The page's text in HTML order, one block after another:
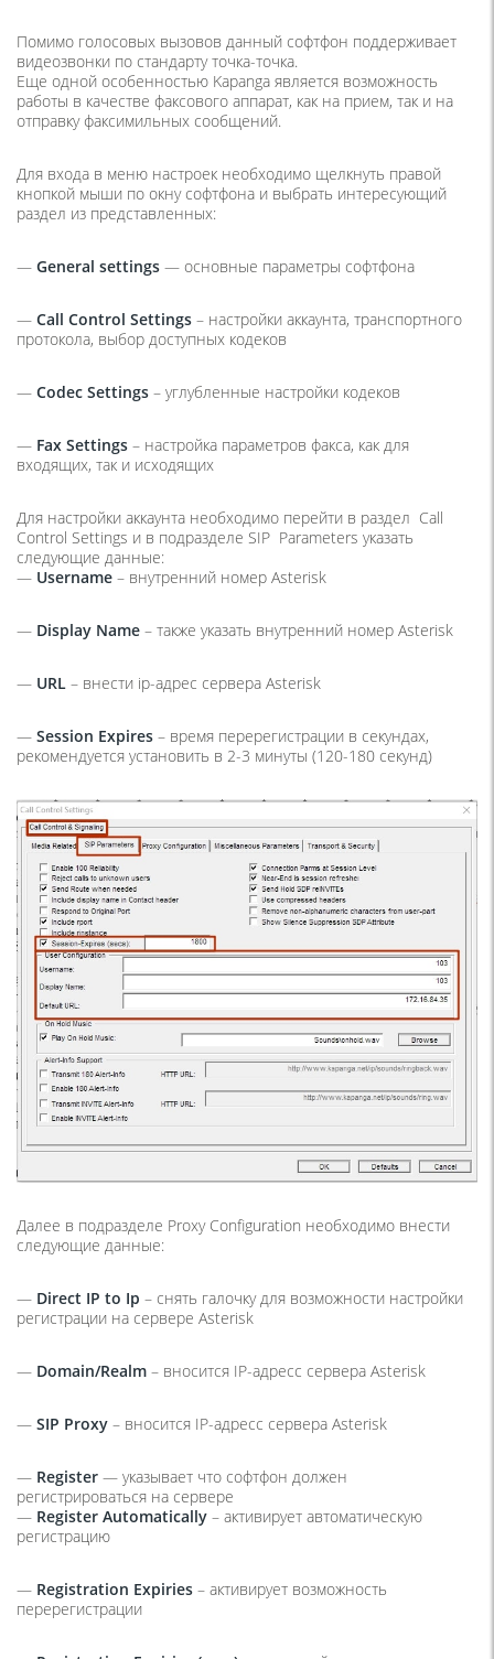
Помимо голосовых вызовов данный софтфон поддерживает
видеозвонки по стандарту точка-точка.
Еще одной особенностью Kapanga является возможность
работы в качестве факсового аппарат, как на прием, так и на
отправку факсимильных сообщений.
Для входа в меню настроек необходимо щелкнуть правой
кнопкой мыши по окну софтфона и выбрать интересующий
раздел из представленных:
— General settings — основные параметры софтфона
— Call Control Settings – настройки аккаунта, транспортного
протокола, выбор доступных кодеков
— Codec Settings – углубленные настройки кодеков
— Fax Settings – настройка параметров факса, как для
входящих, так и исходящих
Для настройки аккаунта необходимо перейти в раздел Call
Control Settings и в подразделе SIP Parameters указать
следующие данные:
— Username – внутренний номер Asterisk
— Display Name – также указать внутренний номер Asterisk
— URL – внести ip-адрес сервера Asterisk
— Session Expires – время перерегистрации в секундах,
рекомендуется установить в 2-3 минуты (120-180 секунд)
Далее в подразделе Proxy Configuration необходимо внести
следующие данные:
— Direct IP to Ip – снять галочку для возможности настройки
регистрации на сервере Asterisk
— Domain/Realm – вносится IP-адресс сервера Asterisk
— SIP Proxy – вносится IP-адресс сервера Asterisk
— Register — указывает что софтфон должен
регистрироваться на сервере
— Register Automatically – активирует автоматическую
регистрацию
— Registration Expiries – активирует возможность
перерегистрации